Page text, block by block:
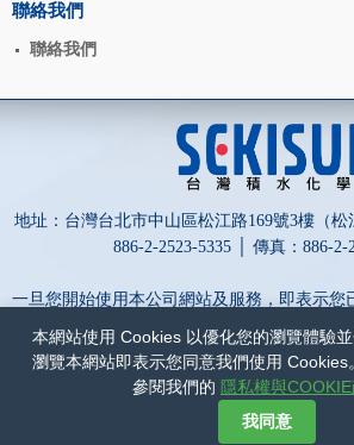
本網站使用 Cookies 以優化您的瀏覽體驗
瀏覽本網站即表示您同意我們使用
參閱我們的 隱私權與
我同意
聯絡我們
聯絡我們
地址：台灣台北市中山區松江路169號3樓（松
886-2-2523-5335 │ 傳真：886-2-
一旦您開始使用本公司網站及服務，即表示您
權政策蒐集、處理、利用及保護您的個人資訊。
為保障您的權益，請點擊詳閱以下內容：隱
網頁設計-網動廣告
台灣積水化學股份有限公司